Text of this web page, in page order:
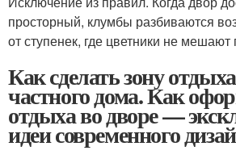
просторный, клумбы разбиваются
от ступенек, где цветники не
Как сделать зону
частного дома. Как
отдыха во дворе —
идеи современного